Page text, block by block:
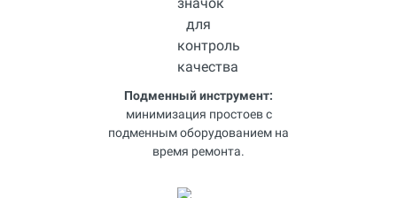
Подменный инструмент:
минимизация простоев с
подменным оборудованием на
время ремонта.